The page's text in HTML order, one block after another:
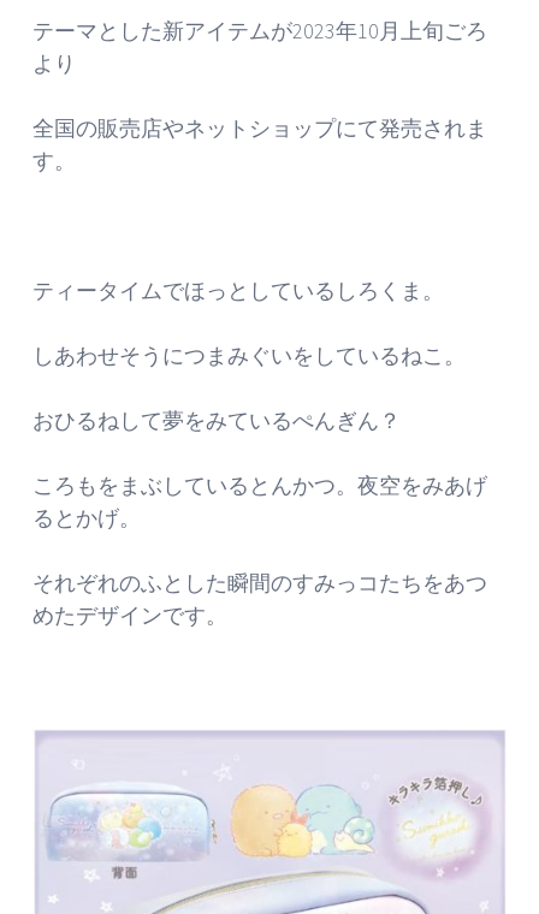
テーマとした新アイテムが2023年10月上旬ごろ
より
全国の販売店やネットショップにて発売されま
す。
ティータイムでほっとしているしろくま。
しあわせそうにつまみぐいをしているねこ。
おひるねして夢をみているぺんぎん？
ころもをまぶしているとんかつ。夜空をみあげ
るとかげ。
それぞれのふとした瞬間のすみっコたちをあつ
めたデザインです。